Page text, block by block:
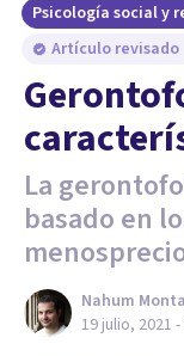
Psicología social y
Artículo revisado
La
basado en
Nahum
19 julio, 2021 -